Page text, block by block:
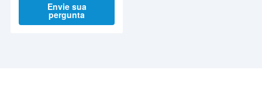
Envie sua
pergunta